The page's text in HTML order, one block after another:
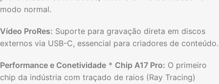
modo normal.
Vídeo ProRes: Suporte para gravação direta em discos
externos via USB-C, essencial para criadores de conteúdo.
Performance e Conetividade * Chip A17 Pro: O primeiro
chip da indústria com traçado de raios (Ray Tracing)